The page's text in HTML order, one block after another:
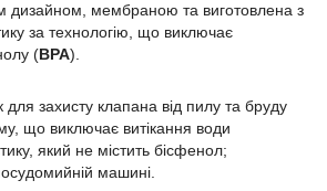
дизайном, мембраною та виготовлена з
за технологію, що виключає
(BPA).
захисту клапана від пилу та бруду
що виключає витікання води
який не містить бісфенол;
машині.